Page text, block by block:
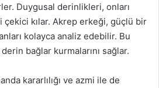
Duygusal derinlikleri, onları
kılar. Akrep erkeği, güçlü bir
kolayca analiz edebilir. Bu
bağlar kurmalarını sağlar.
kararlılığı ve azmi ile de